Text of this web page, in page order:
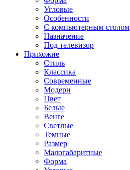
Угловые
Особенности
С компьютерным столом
Назначение
Под телевизор
Прихожие
Стиль
Классика
Современные
Модерн
Цвет
Белые
Венге
Светлые
Темные
Размер
Малогабаритные
Форма